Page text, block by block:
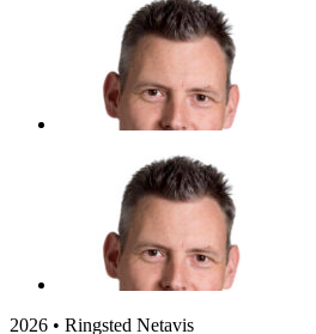
2026 • Ringsted Netavis